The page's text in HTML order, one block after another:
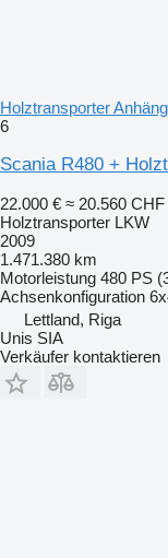
Holztransporter
6
Scania R480 +
22.000 € ≈ 20.560 CHF
Holztransporter LKW
2009
1.471.380 km
Motorleistung 480 PS
Achsenkonfiguration
Lettland, Riga
Unis SIA
Verkäufer kontaktieren